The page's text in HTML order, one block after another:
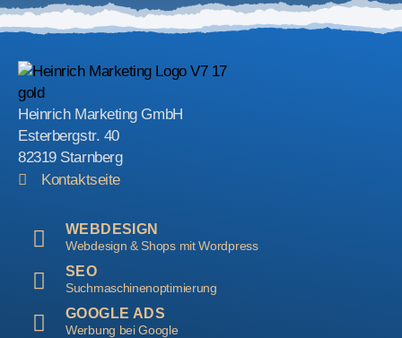
Heinrich Marketing GmbH
Esterbergstr. 40
82319 Starnberg
Kontaktseite
WEBDESIGN
Webdesign & Shops mit Wordpress
SEO
Suchmaschinenoptimierung
GOOGLE ADS
Werbung bei Google